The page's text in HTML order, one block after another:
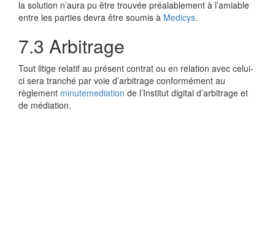
la solution n’aura pu être trouvée préalablement à l’amiable
entre les parties devra être soumis à Medicys.
7.3 Arbitrage
Tout litige relatif au présent contrat ou en relation avec celui-
ci sera tranché par voie d’arbitrage conformément au
règlement minutemediation de l’Institut digital d’arbitrage et
de médiation.